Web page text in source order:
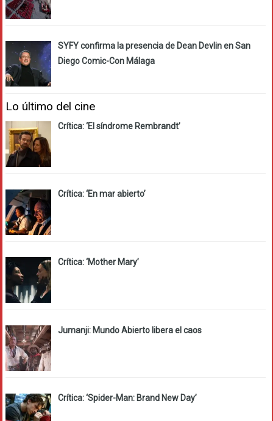
SYFY confirma la presencia de Dean Devlin en San
Diego Comic-Con Málaga
Lo último del cine
Crítica: ‘El síndrome Rembrandt’
Crítica: ‘En mar abierto’
Crítica: ‘Mother Mary’
Jumanji: Mundo Abierto libera el caos
Crítica: ‘Spider-Man: Brand New Day’